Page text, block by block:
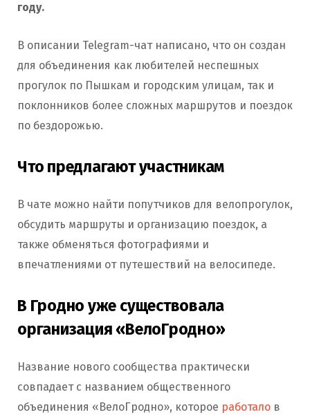
году.
В описании Telegram-чат написано, что он создан
для объединения как любителей неспешных
прогулок по Пышкам и городским улицам, так и
поклонников более сложных маршрутов и поездок
по бездорожью.
Что предлагают участникам
В чате можно найти попутчиков для велопрогулок,
обсудить маршруты и организацию поездок, а
также обменяться фотографиями и
впечатлениями от путешествий на велосипеде.
В Гродно уже существовала
организация «ВелоГродно»
Название нового сообщества практически
совпадает с названием общественного
объединения «ВелоГродно», которое работало в